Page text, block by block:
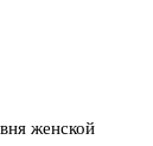
женской